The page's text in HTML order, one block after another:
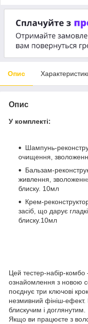
Опис
Опис
У комплекті:
Шампунь-
очищення,
Бальзам-
живлення,
блиску. 10мл
Крем-
засіб, що дарує
блиску.10мл
Цей тестер-набір-
ознайомлення з новою
поєднує три ключові
незмивний фініш-
блискучим і доглянутим.
Якщо ви працюєте з